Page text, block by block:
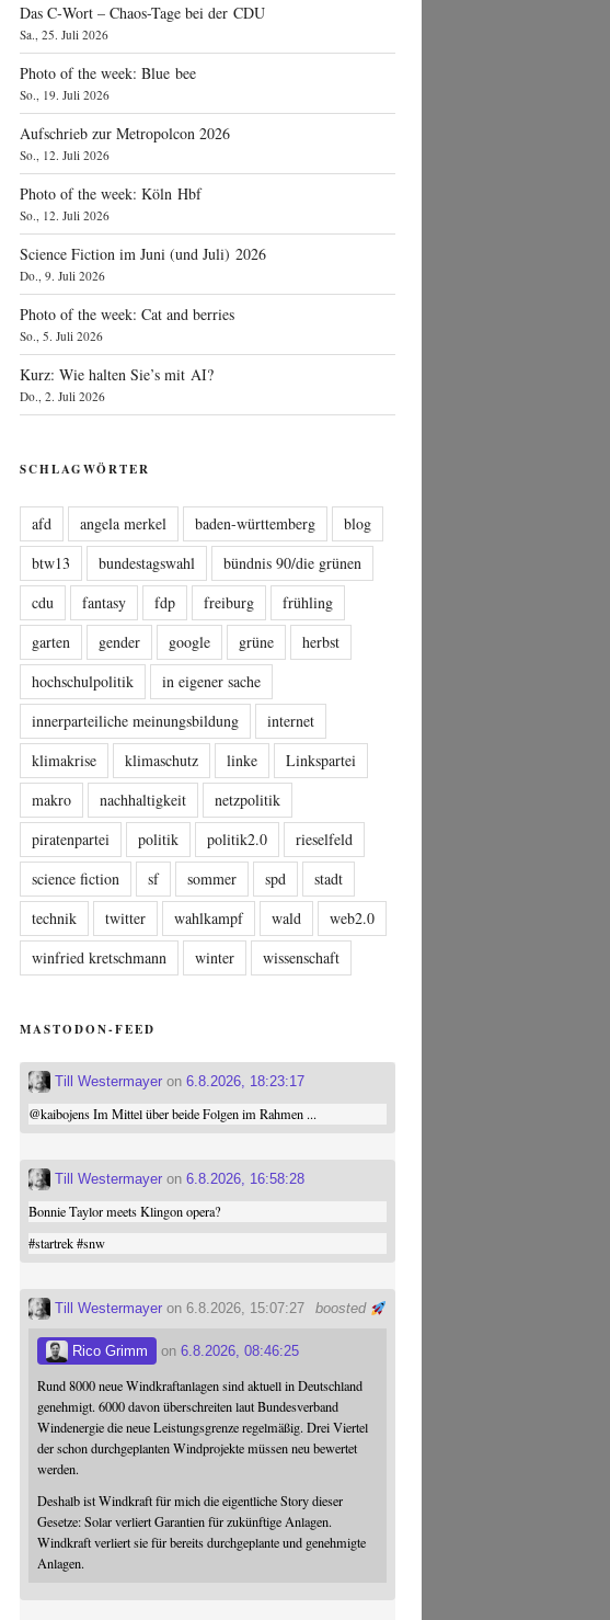
Das C‑Wort – Chaos-Tage bei der CDU
Sa., 25. Juli 2026
Photo of the week: Blue bee
So., 19. Juli 2026
Aufschrieb zur Metropolcon 2026
So., 12. Juli 2026
Photo of the week: Köln Hbf
So., 12. Juli 2026
Science Fiction im Juni (und Juli) 2026
Do., 9. Juli 2026
Photo of the week: Cat and berries
So., 5. Juli 2026
Kurz: Wie halten Sie’s mit AI?
Do., 2. Juli 2026
SCHLAGWÖRTER
afd angela merkel baden-württemberg
blog
btw13
bundestagswahl
bündnis 90/die grünen
cdu
fantasy fdp freiburg
frühling
garten
gender google grüne
herbst
hochschulpolitik
in eigener sache
innerparteiliche meinungsbildung
internet
klimakrise
klimaschutz linke
Linkspartei
makro
nachhaltigkeit
netzpolitik
piratenpartei
politik politik2.0
rieselfeld
science fiction
sf sommer spd
stadt
technik
twitter wahlkampf wald
web2.0
winfried kretschmann
winter wissenschaft
MASTODON-FEED
Till Westermayer on6.8.2026, 18:23:17
@kaibojensIm Mittel über beide Folgen im Rahmen ...
Till Westermayer on6.8.2026, 16:58:28
Bonnie Taylor meets Klingon opera?
#startrek #snw
boosted
Till Westermayer on 6.8.2026, 15:07:27
Rico Grimm on6.8.2026, 08:46:25
Rund 8000 neue Windkraftanlagen sind aktuell in Deutschland
genehmigt. 6000 davon überschreiten laut Bundesverband
Windenergie die neue Leistungsgrenze regelmäßig. Drei Viertel
der schon durchgeplanten Windprojekte müssen neu bewertet
werden.
Deshalb ist Windkraft für mich die eigentliche Story dieser
Gesetze: Solar verliert Garantien für zukünftige Anlagen.
Windkraft verliert sie für bereits durchgeplante und genehmigte
Anlagen.